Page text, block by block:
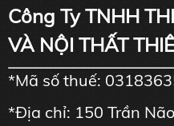
Công Ty TNHH
VÀ NỘI THẤT
*Mã số thuế:
*Địa chỉ: 150 Trần